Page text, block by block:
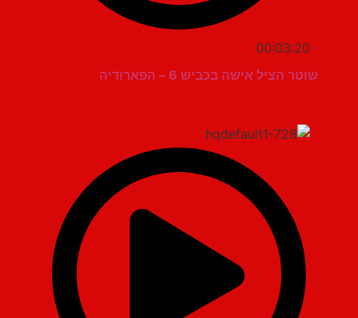
00:03:20
שוטר הציל אישה בכביש 6 – הפארודיה